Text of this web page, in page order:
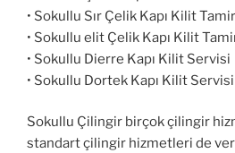
• Sokullu Sır Çelik Kapı Kilit
• Sokullu elit Çelik Kapı Kilit
• Sokullu Dierre Kapı Kilit Servisi
• Sokullu Dortek Kapı Kilit Servisi
Sokullu Çilingir birçok çilingir
standart çilingir hizmetleri de